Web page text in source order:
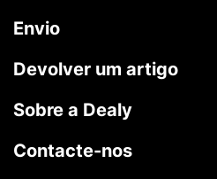
Envio
Devolver um artigo
Sobre a Dealy
Contacte-nos